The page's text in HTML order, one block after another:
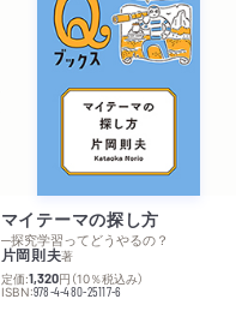
マイテーマの探し方
─探究学習ってどうやるの？
片岡則夫著
定価:1,320円 （10％税込み）
ISBN:978-4-480-25117-6